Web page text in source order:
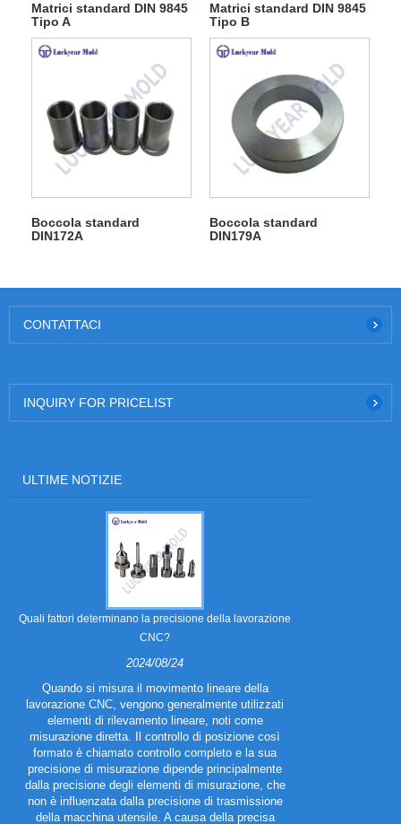
Matrici standard DIN 9845
Tipo A
Matrici standard DIN 9845
Tipo B
Boccola standard
DIN172A
Boccola standard
DIN179A
CONTATTACI
INQUIRY FOR PRICELIST
ULTIME NOTIZIE
Quali fattori determinano la precisione della lavorazione
CNC?
2024/08/24
Quando si misura il movimento lineare della
lavorazione CNC, vengono generalmente utilizzati
elementi di rilevamento lineare, noti come
misurazione diretta. Il controllo di posizione così
formato è chiamato controllo completo e la sua
precisione di misurazione dipende principalmente
dalla precisione degli elementi di misurazione, che
non è influenzata dalla precisione di trasmissione
della macchina utensile. A causa della precisa